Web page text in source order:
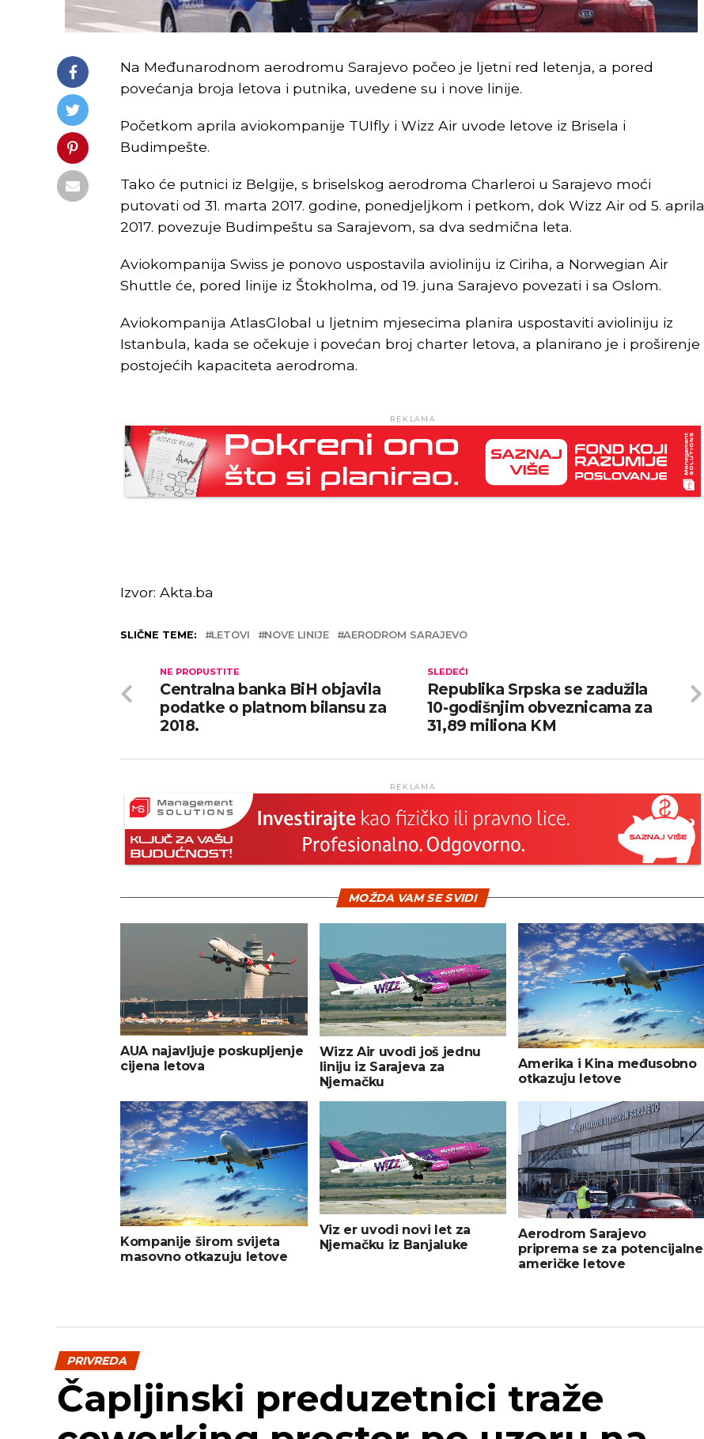
Na Međunarodnom aerodromu Sarajevo počeo je ljetni red letenja, a pored
povećanja broja letova i putnika, uvedene su i nove linije.
Početkom aprila aviokompanije TUIfly i Wizz Air uvode letove iz Brisela i
Budimpešte.
Tako će putnici iz Belgije, s briselskog aerodroma Charleroi u Sarajevo moći
putovati od 31. marta 2017. godine, ponedjeljkom i petkom, dok Wizz Air od 5. aprila
2017. povezuje Budimpeštu sa Sarajevom, sa dva sedmična leta.
Aviokompanija Swiss je ponovo uspostavila avioliniju iz Ciriha, a Norwegian Air
Shuttle će, pored linije iz Štokholma, od 19. juna Sarajevo povezati i sa Oslom.
Aviokompanija AtlasGlobal u ljetnim mjesecima planira uspostaviti avioliniju iz
Istanbula, kada se očekuje i povećan broj charter letova, a planirano je i proširenje
postojećih kapaciteta aerodroma.
REKLAMA
Izvor: Akta.ba
SLIČNE TEME: LETOVI NOVE LINIJE AERODROM SARAJEVO
SLEDEĆI
Republika Srpska se zadužila
10-godišnjim obveznicama za
31,89 miliona KM
NE PROPUSTITE
Centralna banka BiH objavila
podatke o platnom bilansu za
2018.
REKLAMA
MOŽDA VAM SE SVIDI
AUA najavljuje poskupljenje
cijena letova
Wizz Air uvodi još jednu
liniju iz Sarajeva za
Njemačku
Amerika i Kina međusobno
otkazuju letove
Kompanije širom svijeta
masovno otkazuju letove
Viz er uvodi novi let za
Njemačku iz Banjaluke
Aerodrom Sarajevo
priprema se za potencijalne
američke letove
PRIVREDA
Čapljinski preduzetnici traže